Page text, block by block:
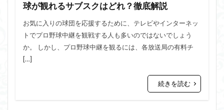
球が観れるサブスクはどれ？徹底解説
お気に入りの球団を応援するために、テレビやインターネッ
トでプロ野球中継を観戦する人も多いのではないでしょう
か。 しかし、プロ野球中継を観るには、各放送局の有料チ
[…]
続きを読む